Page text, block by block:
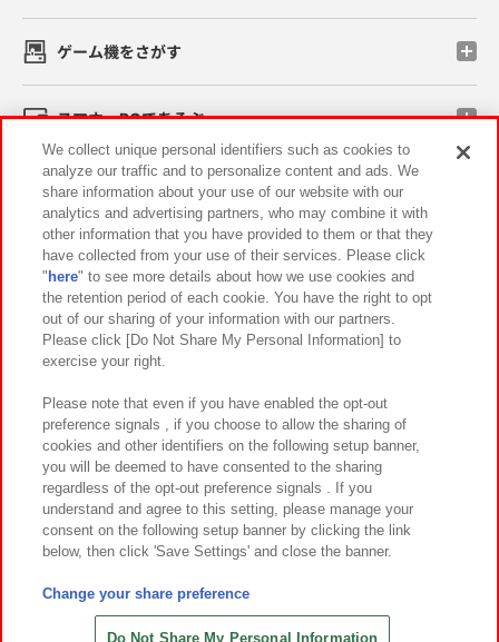
ゲーム機をさがす
スマホ・PCであそぶ
イベント・キャンペーン
関連会社 サステナビリティ サイトポリシー
プライバシーポリシー ウェブアクセシビリティ方針と検証結果
お取引先さまとともに
カスタマーハラスメント対応方針 よくあるご質問・お問い合わせ
©Bandai Namco Amusement Inc.
©Bandai Namco Amusement Lab Inc.
©HANAYASHIKI Co., Ltd. All Rights Reserved.
We collect unique personal identifiers such as cookies to
analyze our traffic and to personalize content and ads. We
share information about your use of our website with our
analytics and advertising partners, who may combine it with
other information that you have provided to them or that they
have collected from your use of their services. Please click
" here" to see more details about how we use cookies and
the retention period of each cookie. You have the right to opt
out of our sharing of your information with our partners.
Please click [Do Not Share My Personal Information] to
exercise your right.
Please note that even if you have enabled the opt-out
preference signals , if you choose to allow the sharing of
cookies and other identifiers on the following setup banner,
you will be deemed to have consented to the sharing
regardless of the opt-out preference signals . If you
understand and agree to this setting, please manage your
consent on the following setup banner by clicking the link
below, then click 'Save Settings' and close the banner.
Change your share preference
Do Not Share My Personal Information